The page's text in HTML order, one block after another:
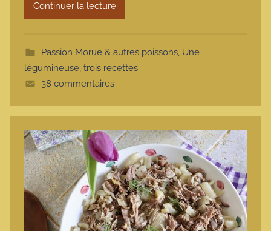
t
e
Continuer la lecture
Passion Morue & autres poissons, Une
légumineuse, trois recettes
38 commentaires